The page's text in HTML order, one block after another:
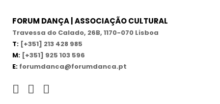
FORUM DANÇA | ASSOCIAÇÃO CULTURAL
Travessa do Calado, 26B, 1170-070 Lisboa
T: [+351] 213 428 985
M: [+351] 925 103 596
E: forumdanca@forumdanca.pt